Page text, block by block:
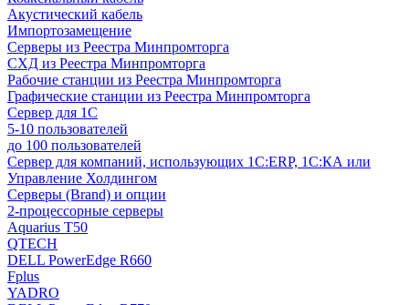
Акустический кабель
Импортозамещение
Серверы из Реестра Минпромторга
СХД из Реестра Минпромторга
Рабочие станции из Реестра Минпромторга
Графические станции из Реестра Минпромторга
Сервер для 1С
5-10 пользователей
до 100 пользователей
Сервер для компаний, использующих 1C:ERP, 1С:КА или
Управление Холдингом
Серверы (Brand) и опции
2-процессорные серверы
Aquarius T50
QTECH
DELL PowerEdge R660
Fplus
YADRO